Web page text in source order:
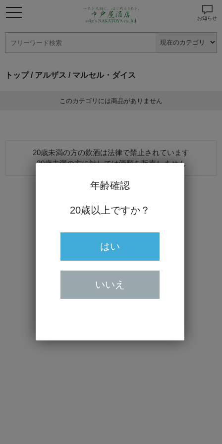
お知らせ
トップ/ アルザス / マルセル・ダイス
このカテゴリには商品がありません
20歳未満の方の飲酒は法律で禁止されています
20歳未満の方に対しては酒類を販売しません
年齢確認
20歳以上ですか？
はい
いいえ